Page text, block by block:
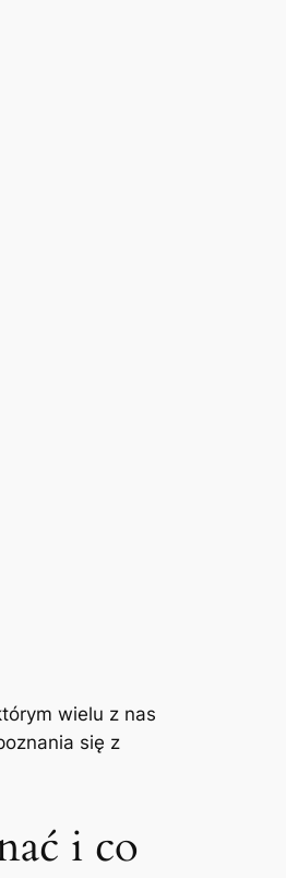
wielu z ‌nas
się z
i co